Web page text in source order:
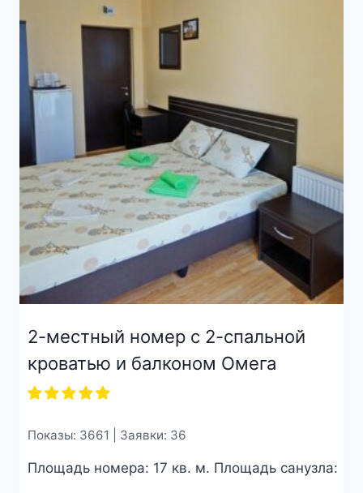
2-местный номер с 2-спальной
кроватью и балконом Омега
Показы: 3661 | Заявки: 36
Площадь номера: 17 кв. м. Площадь санузла: